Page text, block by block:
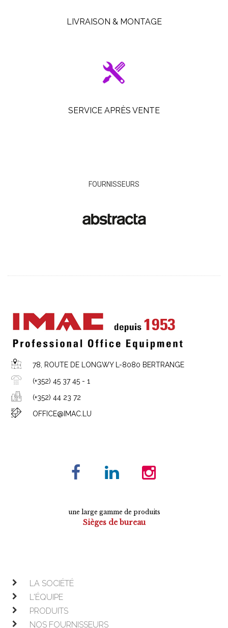
LIVRAISON & MONTAGE
SERVICE APRÈS VENTE
FOURNISSEURS
78, ROUTE DE LONGWY L-8080 BERTRANGE
(+352) 45 37 45 - 1
(+352) 44 23 72
OFFICE@IMAC.LU
une large gamme de produits
Sièges de bureau
LA SOCIÉTÉ
L'ÉQUIPE
PRODUITS
NOS FOURNISSEURS